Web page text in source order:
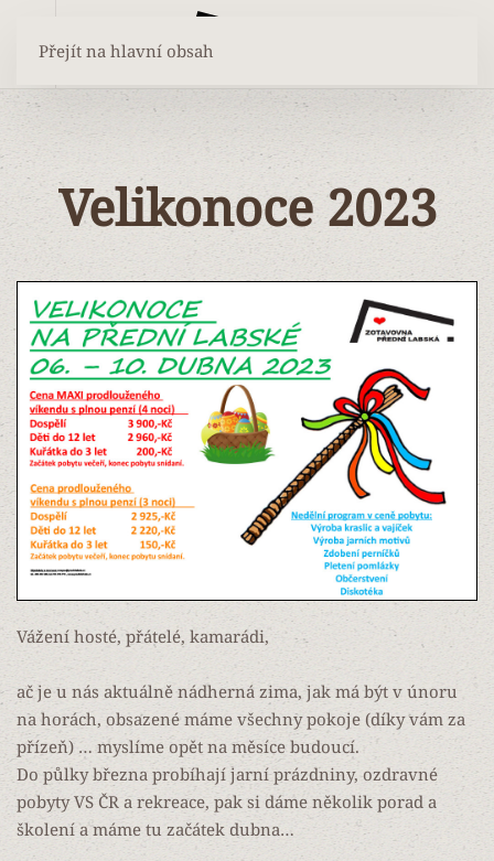
Přejít na hlavní obsah
Velikonoce 2023
Vážení hosté, přátelé, kamarádi,
ač je u nás aktuálně nádherná zima, jak má být v únoru
na horách, obsazené máme všechny pokoje (díky vám za
přízeň) … myslíme opět na měsíce budoucí.
Do půlky března probíhají jarní prázdniny, ozdravné
pobyty VS ČR a rekreace, pak si dáme několik porad a
školení a máme tu začátek dubna…